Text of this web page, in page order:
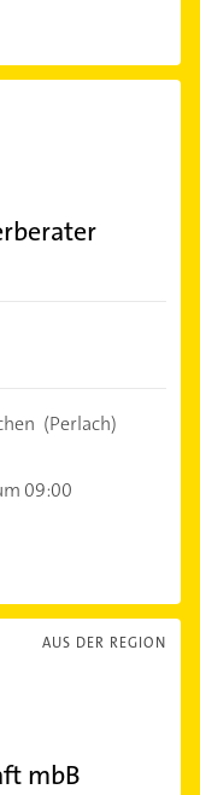
(Perlach)
09:00
AUS DER REGION
mbB